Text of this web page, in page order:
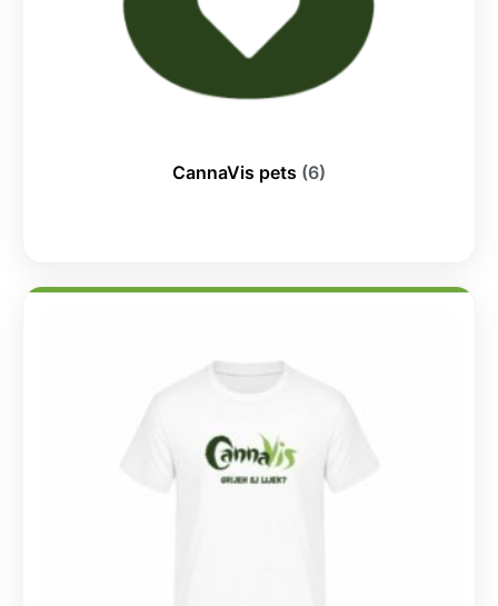
CannaVis pets (6)